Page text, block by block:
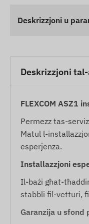
Deskrizzjoni u
Deskrizzjoni
FLEXCOM ASZ1
Permezz tas-
Matul l-
esperjenza.
Installazzjoni
Il-bażi għat-
stabbli fil-vetturi,
Garanzija u sfond